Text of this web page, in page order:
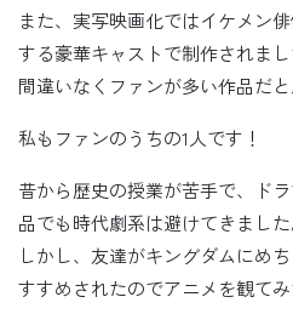
また、実写映画化ではイケメン
する豪華キャストで制作されまし
間違いなくファンが多い作品だと
私もファンのうちの1人です！
昔から歴史の授業が苦手で、ド
品でも時代劇系は避けてきました
しかし、友達がキングダムにめ
すすめされたのでアニメを観て